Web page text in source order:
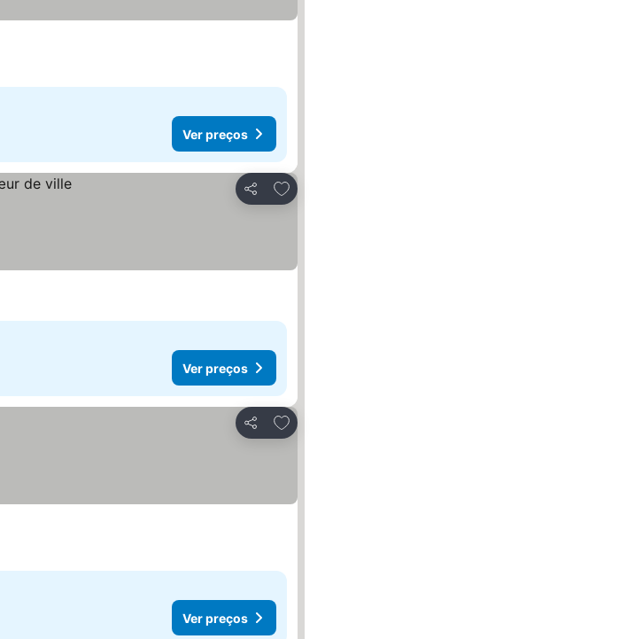
Ver preços
Partilhar
Adicionar aos favoritos
Ver preços
Partilhar
Adicionar aos favoritos
Ver preços